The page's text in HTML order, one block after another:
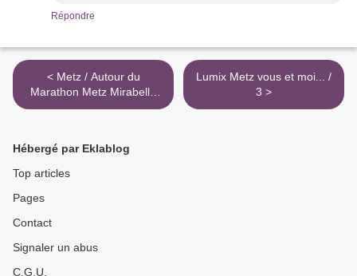
Répondre
< Metz / Autour du
Marathon Metz Mirabelle
2015...
Lumix Metz vous et moi... /
3 >
Hébergé par Eklablog
Top articles
Pages
Contact
Signaler un abus
C.G.U.